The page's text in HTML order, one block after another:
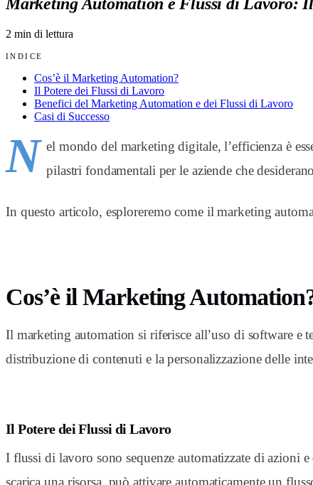
2 min di lettura
INDICE
Cos’è il Marketing Automation?
Il Potere dei Flussi di Lavoro
Benefici del Marketing Automation e dei Flussi di Lavoro
Casi di Successo
N el mondo del marketing digitale, l’efficienza è
pilastri fondamentali per le aziende che
In questo articolo, esploreremo come il marketing
Cos’è il Marketing
Il marketing automation si riferisce all’uso di software e
distribuzione di contenuti e la personalizzazione delle
Il Potere dei Flussi di Lavoro
I flussi di lavoro sono sequenze automatizzate di azioni
scarica una risorsa, può attivare automaticamente un